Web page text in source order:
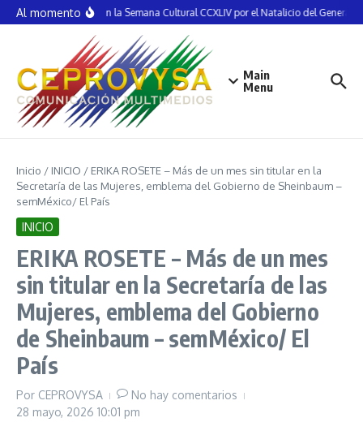
Saltar al contenido
Al momentoInauguran la Semana Cultural CCXLIV por el Natalicio del General
Main
Menu
Inicio / INICIO / ERIKA ROSETE – Más de un mes sin titular en la
Secretaría de las Mujeres, emblema del Gobierno de Sheinbaum –
semMéxico/ El País
INICIO
ERIKA ROSETE – Más de un mes
sin titular en la Secretaría de las
Mujeres, emblema del Gobierno
de Sheinbaum – semMéxico/ El
País
Por CEPROVYSA
No hay comentarios
28 mayo, 2026 10:01 pm